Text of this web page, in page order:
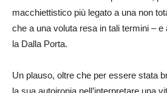
macchiettistico più legato a una non
che a una voluta resa in tali termini –
la Dalla Porta.
Un plauso, oltre che per essere stata